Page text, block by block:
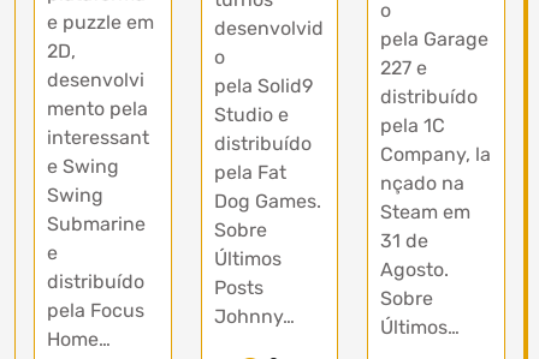
e puzzle em
2D,
desenvolvi
mento pela
interessant
e Swing
Swing
Submarine
e
distribuído
pela Focus
Home…
desenvolvid
o
pela Solid9
Studio e
distribuído
pela Fat
Dog Games.
Sobre
Últimos
Posts
Johnny…
o
pela Garage
227 e
distribuído
pela 1C
Company, la
nçado na
Steam em
31 de
Agosto.
Sobre
Últimos…